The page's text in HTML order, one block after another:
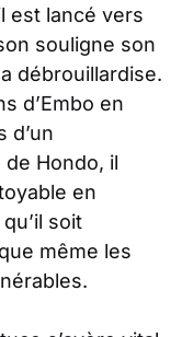
est lancé vers
souligne son
débrouillardise.
d’Embo en
d’un
Hondo, il
en
soit
même les